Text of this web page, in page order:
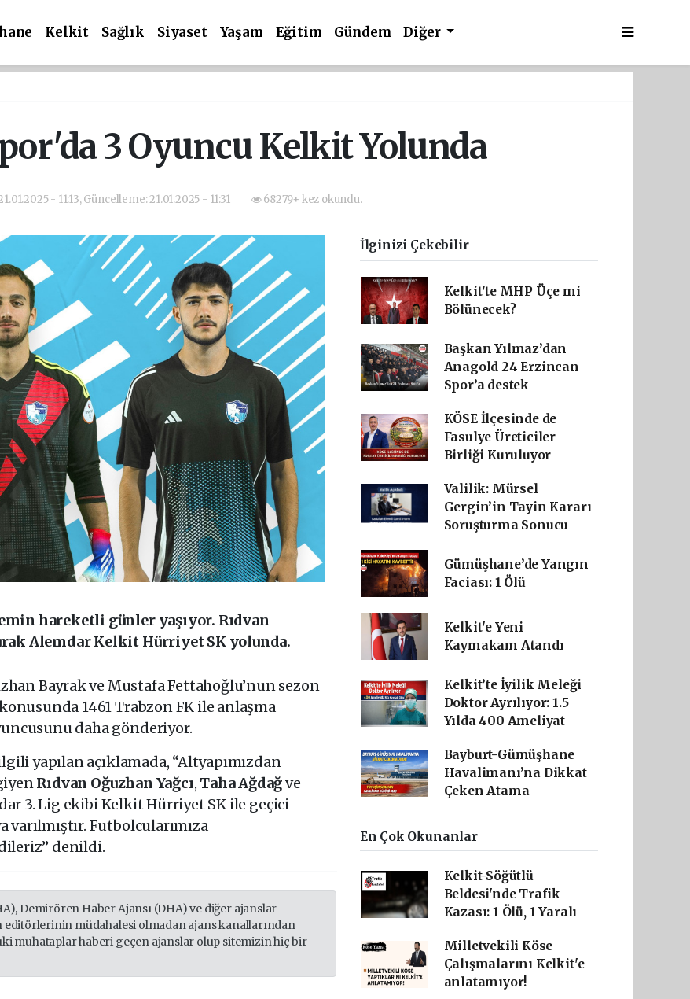
Kelkit Sağlık Siyaset Yaşam Eğitim Gündem Diğer
3 Oyuncu Kelkit Yolunda
- 11:13, Güncelleme: 21.01.2025 - 11:31 68279+ kez okundu.
hareketli günler yaşıyor. Rıdvan
Alemdar Kelkit Hürriyet SK yolunda.
Bayrak ve Mustafa Fettahoğlu’nun sezon
1461 Trabzon FK ile anlaşma
daha gönderiyor.
yapılan açıklamada, “Altyapımızdan
Rıdvan Oğuzhan Yağcı, Taha Ağdağve
3. Lig ekibi Kelkit Hürriyet SK ile geçici
Futbolcularımıza
denildi.
Demirören Haber Ajansı (DHA) ve diğer ajanslar
müdahalesi olmadan ajans kanallarından
muhataplar haberi geçen ajanslar olup sitemizin hiç bir
İlginizi Çekebilir
Kelkit'te MHP Üçe mi
Bölünecek?
Başkan Yılmaz’dan
Anagold 24 Erzincan
Spor’a destek
KÖSE İlçesinde de
Fasulye Üreticiler
Birliği Kuruluyor
Valilik: Mürsel
Gergin’in Tayin Kararı
Soruşturma Sonucu
Gümüşhane’de Yangın
Faciası: 1 Ölü
Kelkit'e Yeni
Kaymakam Atandı
Kelkit’te İyilik Meleği
Doktor Ayrılıyor: 1.5
Yılda 400 Ameliyat
Bayburt-Gümüşhane
Havalimanı’na Dikkat
Çeken Atama
En Çok Okunanlar
Kelkit-Söğütlü
Beldesi'nde Trafik
Kazası: 1 Ölü, 1 Yaralı
Milletvekili Köse
Çalışmalarını Kelkit'e
anlatamıyor!